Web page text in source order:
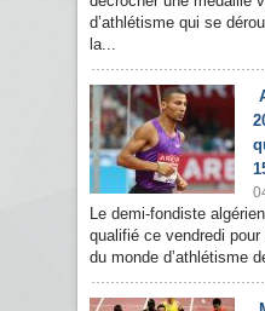
d’athlétisme qui se
la...
Le demi-fondiste
qualifié ce vendredi
du monde d’athlétisme